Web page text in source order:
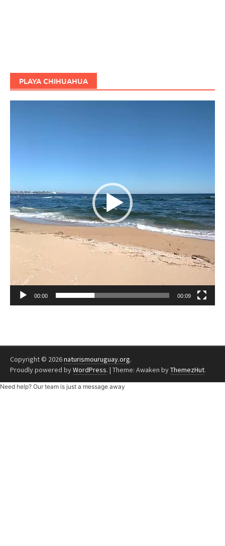
PLAYA CHIHUAHUA
00:00 00:09
Copyright © 2026naturismouruguay.org.
Proudly powered byWordPress. | Theme: Awaken byThemezHut.
Need help? Our team is just a message away